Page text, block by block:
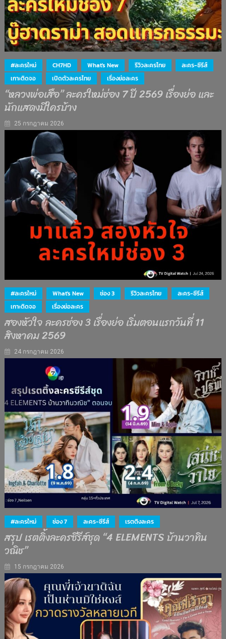
#ละครใหม่ CH7HD What's New รีวิวละครไทย
ละคร-ซีรีส์
เกาะติดจอ
เปิดตัวละครไทย เรื่องย่อละคร
“หลวงพ่อเสือ” ละครใหม่ช่อง 7 ปี 2569 เรื่องย่อ และ
นักแสดงมีใครบ้าง
25 กรกฎาคม 2026
#ละครใหม่ What's New ช่อง 3 รีวิวละครไทย
ละคร-ซีรีส์
เกาะติดจอ
เรื่องย่อละคร
สองหัวใจ ละครช่อง 3 เรื่องย่อ เริ่มตอนแรกวันที่ 11
สิงหาคม 2569
24 กรกฎาคม 2026
#ละครใหม่ ช่อง 7 ละคร-ซีรีส์ เรตติงละคร
สรุป เรตติ้งละครซีรีส์ชุด “4 ELEMENTS บ้านวาทิน
วณิช”
15 กรกฎาคม 2026